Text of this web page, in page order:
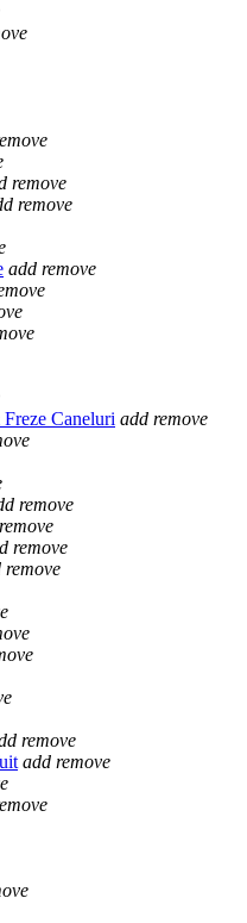
remove
remove
add remove
Caneluri add remove
remove
remove
remove
remove
remove
add remove